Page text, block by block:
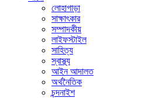
লোহাগাড়া
সাক্ষাৎকার
সম্পাদকীয়
লাইফস্টাইল
সাহিত্য
স্বাস্থ্য
আইন আদালত
অর্থনৈতিক
চন্দনাইশ